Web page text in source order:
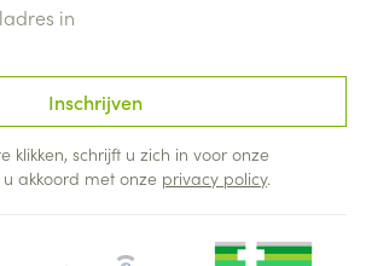
Inschrijven
klikken, schrijft u zich in voor onze
akkoord met onze privacy policy.